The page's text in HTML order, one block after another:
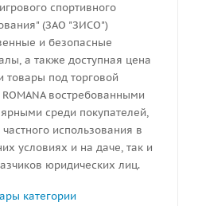
спортивного
(ЗАО "ЗИСО")
и безопасные
а также доступная цена
товары под торговой
востребованными
среди покупателей,
частного использования в
условиях и на даче, так и
юридических лиц.
категории